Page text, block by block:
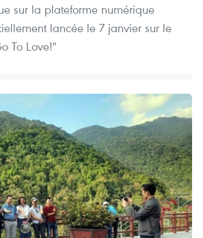
sur la plateforme numérique
lancée le 7 janvier sur le
To Love!"